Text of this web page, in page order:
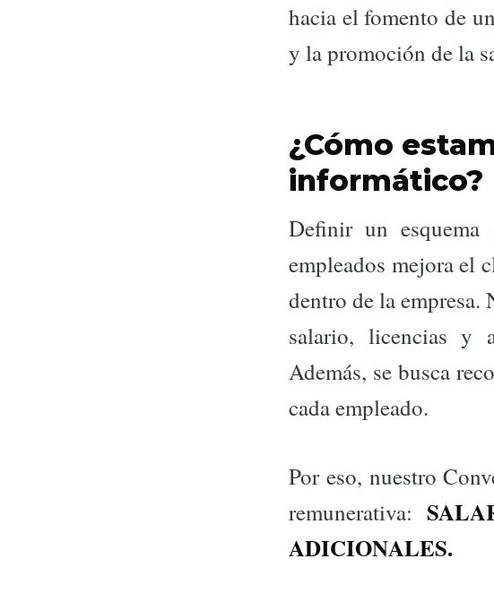
hacia el fomento de
y la promoción de la
¿Cómo
informático?
Definir un
empleados mejora el
dentro de la empresa.
salario, licencias y
Además, se busca
cada empleado.
Por eso, nuestro
remunerativa:
ADICIONALES.